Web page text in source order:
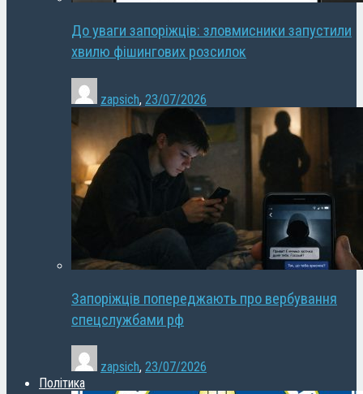
До уваги запоріжців: зловмисники запустили
хвилю фішингових розсилок
zapsich, 23/07/2026
Запоріжців попереджають про вербування
спецслужбами рф
zapsich, 23/07/2026
Політика